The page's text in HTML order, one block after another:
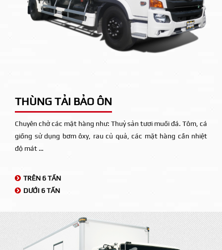
THÙNG TẢI BẢO ÔN
Chuyên chở các mặt hàng như: Thuỷ sản tươi muối đá. Tôm, cá
giống sử dụng bơm ôxy, rau củ quả, các mặt hàng cần nhiệt
độ mát …
TRÊN 6 TẤN
DƯỚI 6 TẤN